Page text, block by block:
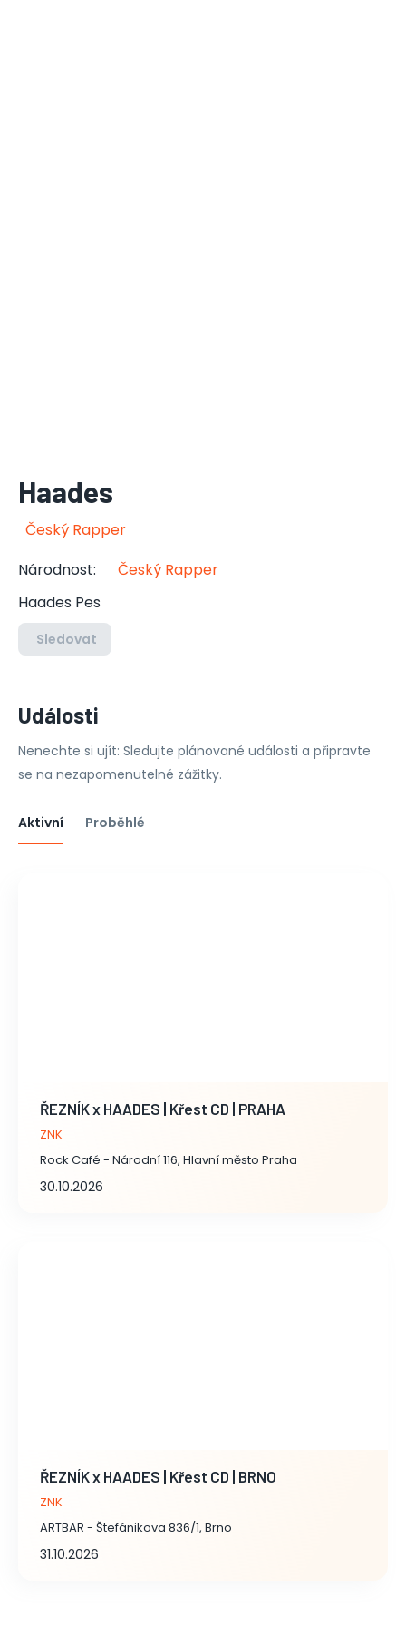
Haades
Český Rapper
Národnost:
Český Rapper
Haades Pes
Sledovat
Události
Nenechte si ujít: Sledujte plánované události a připravte
se na nezapomenutelné zážitky.
Aktivní Proběhlé
ŘEZNÍK x HAADES | Křest CD | PRAHA
ZNK
Rock Café - Národní 116, Hlavní město Praha
30.10.2026
ŘEZNÍK x HAADES | Křest CD | BRNO
ZNK
ARTBAR - Štefánikova 836/1, Brno
31.10.2026